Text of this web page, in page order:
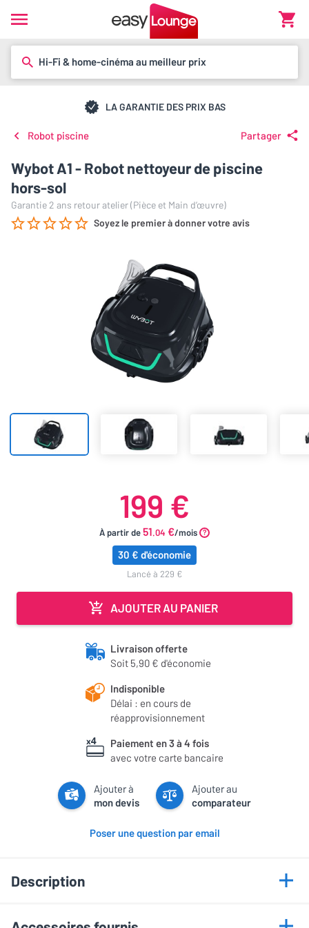
Hi-Fi & home-cinéma au meilleur prix
LA GARANTIE DES PRIX BAS
Robot piscine Partager
Wybot A1 - Robot nettoyeur de piscine
hors-sol
Garantie 2 ans retour atelier (Pièce et Main d’œuvre)
Soyez le premier à donner votre avis
199 €
À partir de51.04 €/mois
30 € d'économie
lancé à 229 €
AJOUTER AU PANIER
Livraison offerte
Soit 5,90 € d'économie
Indisponible
Délai : en cours de
réapprovisionnement
Paiement en 3 à 4 fois
avec votre carte bancaire
Ajouter à
mon devis
Ajouter au
comparateur
Poser une question par email
Description
Points forts